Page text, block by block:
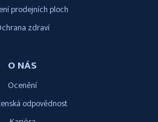
prodejních ploch
zdraví
O NÁS
Ocenění
odpovědnost